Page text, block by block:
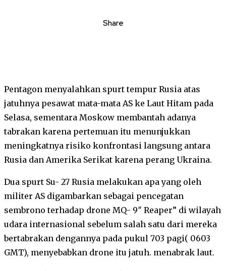
Share
Pentagon menyalahkan spurt tempur Rusia atas
jatuhnya pesawat mata-mata AS ke Laut Hitam pada
Selasa, sementara Moskow membantah adanya
tabrakan karena pertemuan itu menunjukkan
meningkatnya risiko konfrontasi langsung antara
Rusia dan Amerika Serikat karena perang Ukraina.
Dua spurt Su- 27 Rusia melakukan apa yang oleh
militer AS digambarkan sebagai pencegatan
sembrono terhadap drone MQ- 9″ Reaper” di wilayah
udara internasional sebelum salah satu dari mereka
bertabrakan dengannya pada pukul 703 pagi( 0603
GMT), menyebabkan drone itu jatuh. menabrak laut.